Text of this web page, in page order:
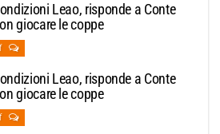
Leao, risponde a Conte
giocare le coppe
Leao, risponde a Conte
giocare le coppe